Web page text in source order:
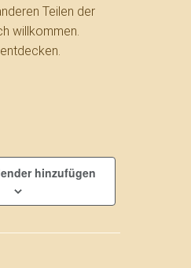
Teilen der
willkommen.
hinzufügen